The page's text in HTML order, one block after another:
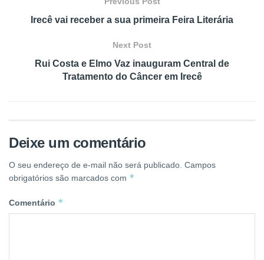
Irecê vai receber a sua primeira Feira Literária
Next Post
Rui Costa e Elmo Vaz inauguram Central de
Tratamento do Câncer em Irecê
Deixe um comentário
O seu endereço de e-mail não será publicado. Campos
obrigatórios são marcados com *
Comentário *